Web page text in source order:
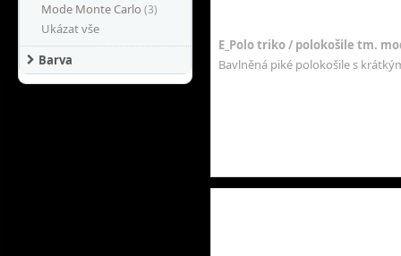
Mode Monte Carlo (3)
Ukázat vše
Barva
E_Polo triko / polokošile tm.
Bavlněná piké polokošile s